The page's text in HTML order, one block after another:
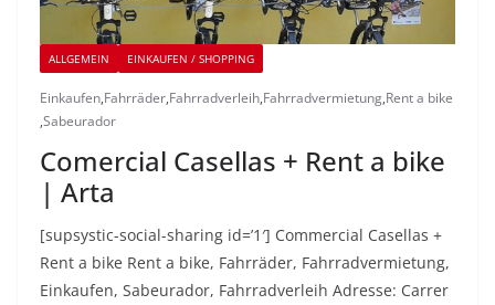
ALLGEMEIN EINKAUFEN / SHOPPING
Einkaufen,Fahrräder,Fahrradverleih,Fahrradvermietung,Rent a bike
,Sabeurador
Comercial Casellas + Rent a bike
| Arta
[supsystic-social-sharing id=’1′] Commercial Casellas +
Rent a bike Rent a bike, Fahrräder, Fahrradvermietung,
Einkaufen, Sabeurador, Fahrradverleih Adresse: Carrer